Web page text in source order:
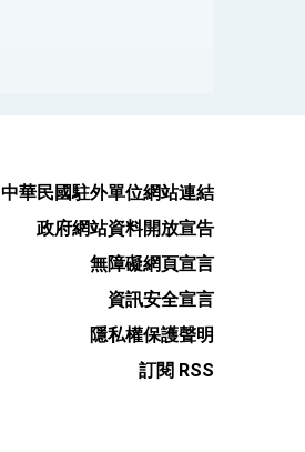
中華民國駐外單位網站連結
政府網站資料開放宣告
無障礙網頁宣言
資訊安全宣言
隱私權保護聲明
訂閱 RSS